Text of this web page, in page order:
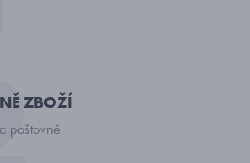
ZBOŽÍ
poštovné